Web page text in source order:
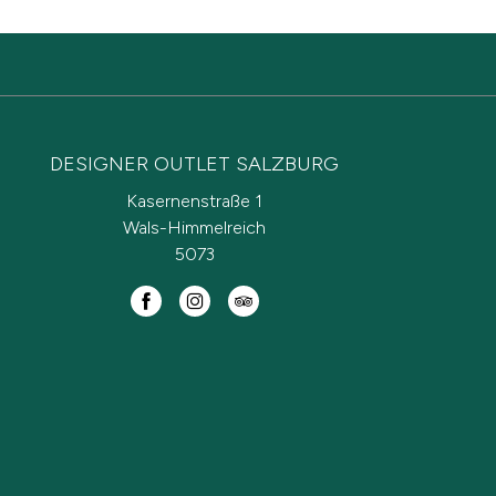
DESIGNER OUTLET SALZBURG
Kasernenstraße 1
Wals-Himmelreich
5073